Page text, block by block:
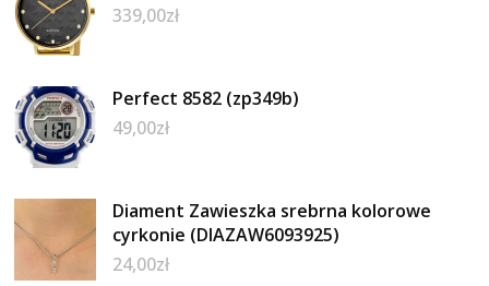
339,00zł
Perfect 8582 (zp349b)
49,00zł
Diament Zawieszka srebrna kolorowe
cyrkonie (DIAZAW6093925)
24,00zł